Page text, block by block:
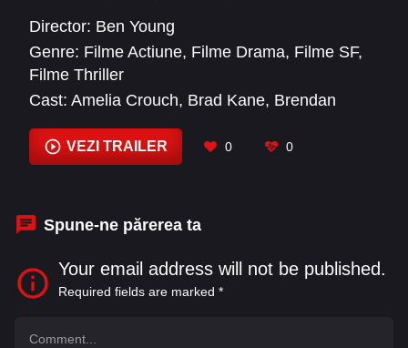
Director: Ben Young
Genre: Filme Actiune, Filme Drama, Filme SF,
Filme Thriller
Cast: Amelia Crouch, Brad Kane, Brendan
Tremblay, Georgia Goodman Israel Broussard
Ivona Kustudić, Joe Corrigall
VEZI TRAILER 0 0
Spune-ne părerea ta
Your email address will not be published.
Required fields are marked *